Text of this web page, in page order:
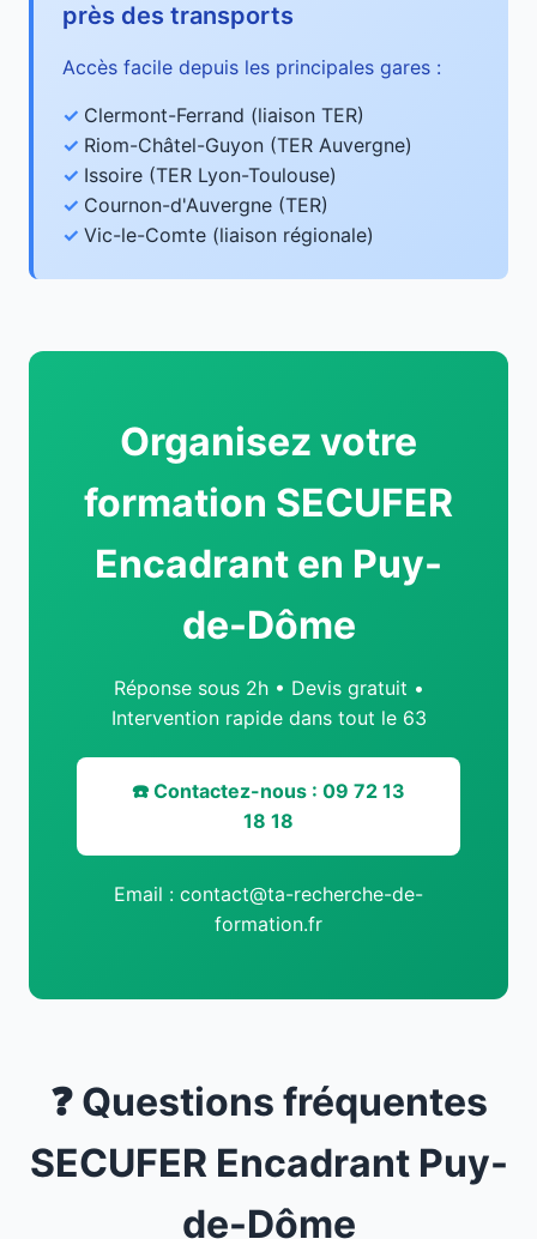
près des transports
Accès facile depuis les principales gares :
Clermont-Ferrand (liaison TER)
Riom-Châtel-Guyon (TER Auvergne)
Issoire (TER Lyon-Toulouse)
Cournon-d'Auvergne (TER)
Vic-le-Comte (liaison régionale)
Organisez votre
formation SECUFER
Encadrant en Puy-
de-Dôme
Réponse sous 2h • Devis gratuit •
Intervention rapide dans tout le 63
☎️ Contactez-nous : 09 72 13
18 18
Email : contact@ta-recherche-de-
formation.fr
❓ Questions fréquentes
SECUFER Encadrant Puy-
de-Dôme